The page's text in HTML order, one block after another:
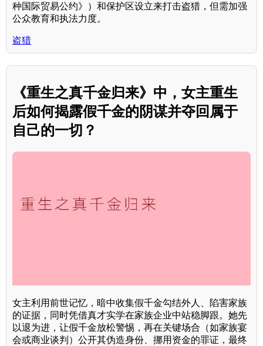
种国际贸易公约》）和保护区设立来打击盗猎，但需加强
公众教育和执法力度。
盗猎
《重生之真千金归来》中，女主重生
后如何揭露假千金的阴谋并夺回属于
自己的一切？
女主利用前世记忆，暗中收集假千金勾结外人、陷害家族
的证据，同时凭借真才实学在家族企业中站稳脚跟。她先
以退为进，让假千金放松警惕，再在关键场合（如家族宴
会或商业谈判）公开其伪造身份、挪用资金的罪证，最终